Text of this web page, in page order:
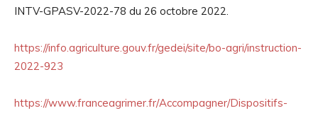
INTV-GPASV-2022-78 du 26 octobre 2022.
https://info.agriculture.gouv.fr/gedei/site/bo-agri/instruction-
2022-923
https://www.franceagrimer.fr/Accompagner/Dispositifs-